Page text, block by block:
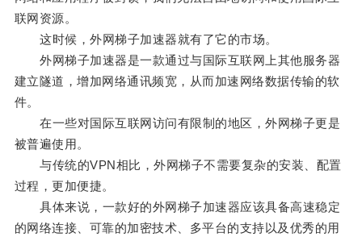
联网资源。
这时候，外网梯子加速器就有了它的市场。
外网梯子加速器是一款通过与国际互联网上其他服务器
建立隧道，增加网络通讯频宽，从而加速网络数据传输的软
件。
在一些对国际互联网访问有限制的地区，外网梯子更是
被普遍使用。
与传统的VPN相比，外网梯子不需要复杂的安装、配置
过程，更加便捷。
具体来说，一款好的外网梯子加速器应该具备高速稳定
的网络连接、可靠的加密技术、多平台的支持以及优秀的用